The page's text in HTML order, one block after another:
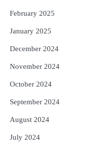
February 2025
January 2025
December 2024
November 2024
October 2024
September 2024
August 2024
July 2024